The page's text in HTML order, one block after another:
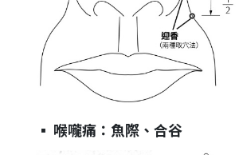
▪︎ 喉嚨痛：魚際、合谷